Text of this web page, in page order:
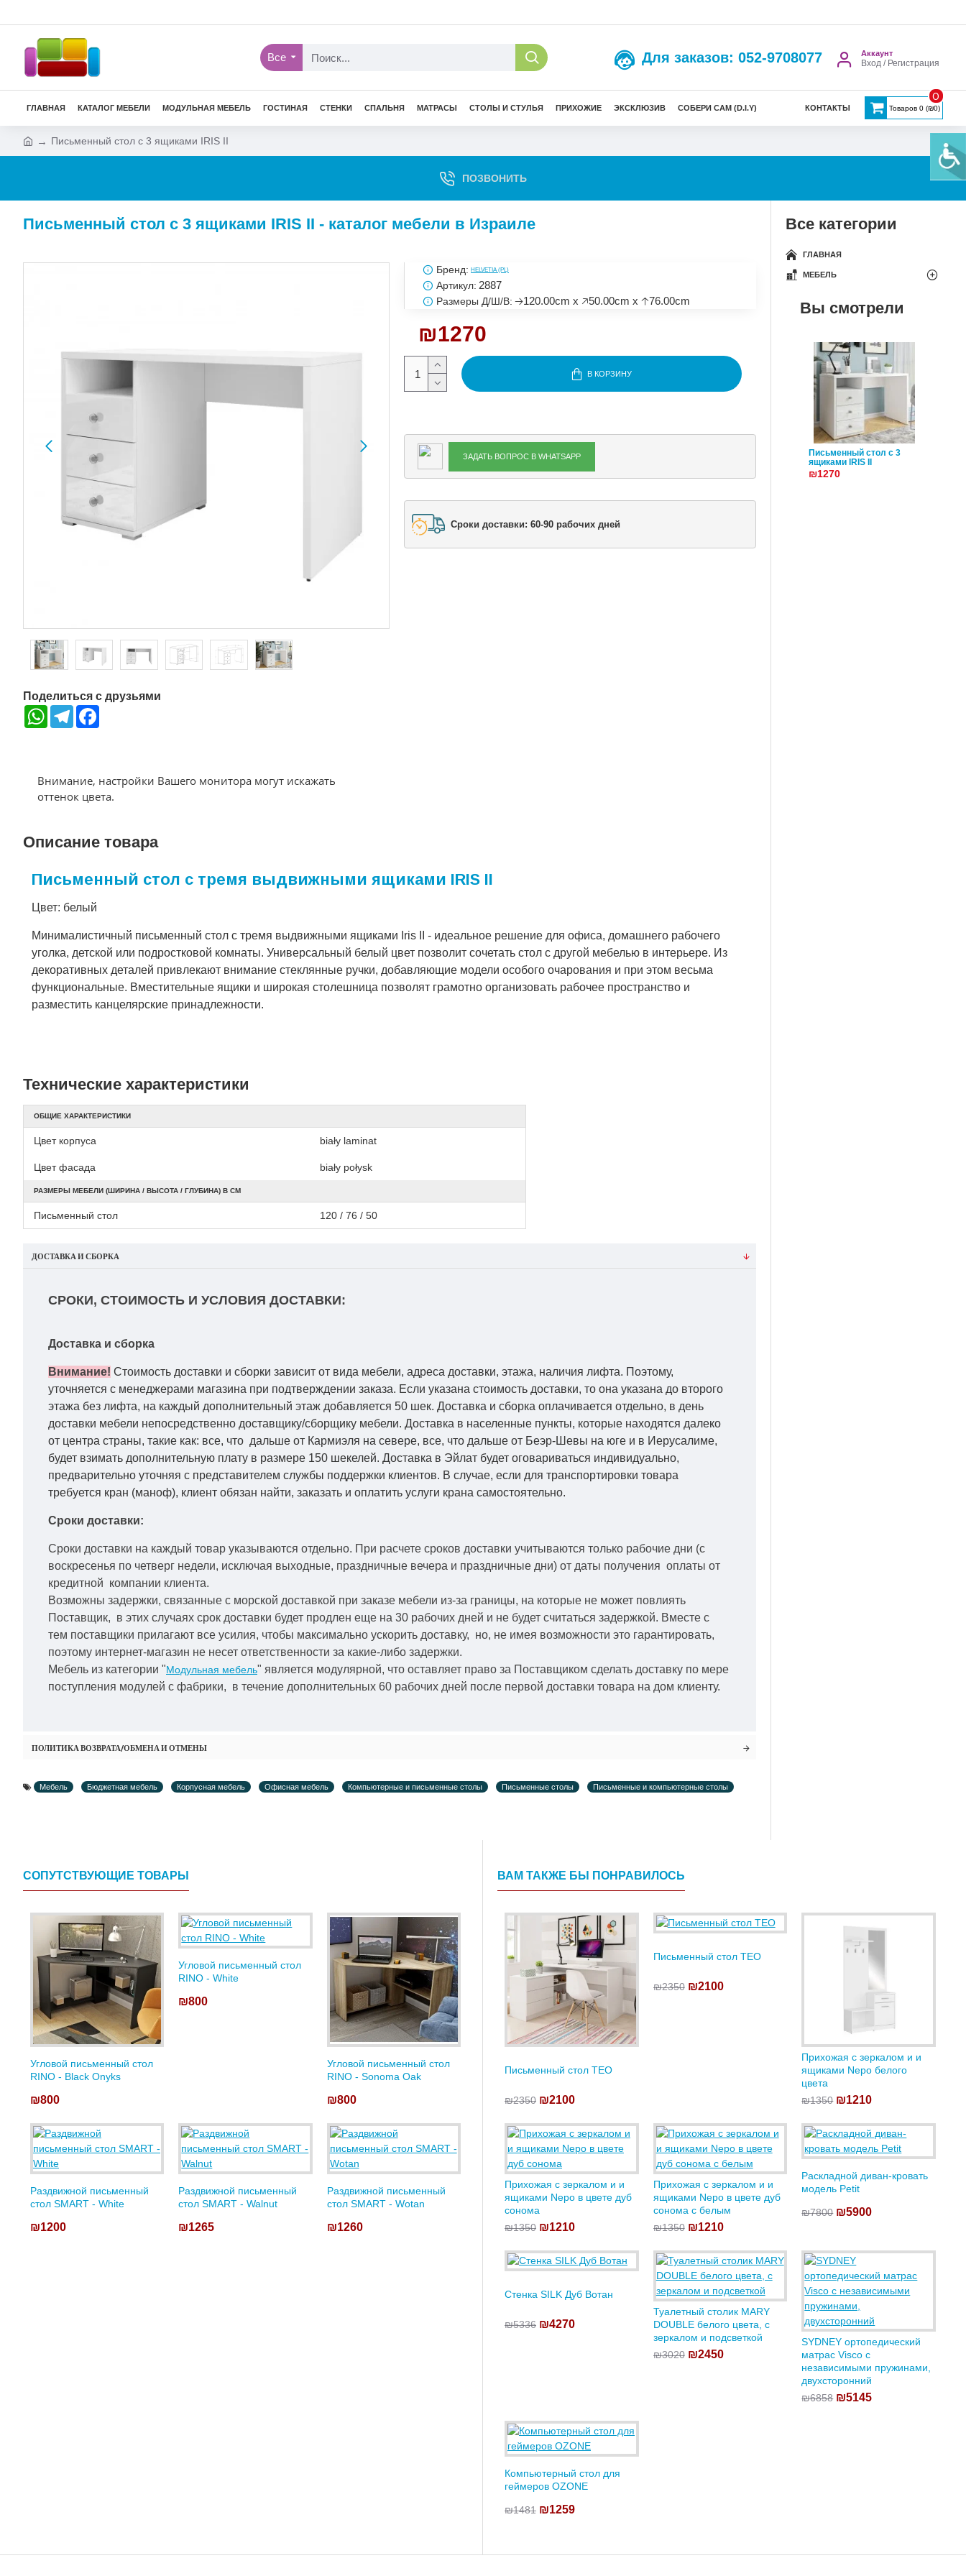
Все Для заказов: 052-9708077 Аккаунт
Вход / Регистрация
ГЛАВНАЯ КАТАЛОГ МЕБЕЛИ МОДУЛЬНАЯ МЕБЕЛЬ ГОСТИНАЯ СТЕНКИ СПАЛЬНЯ МАТРАСЫ СТОЛЫ И СТУЛЬЯ ПРИХОЖИЕ ЭКСКЛЮЗИВ СОБЕРИ САМ (D.I.Y) КОНТАКТЫ Товаров 0 (₪0)
0
Письменный стол с 3 ящиками IRIS II
ПОЗВОНИТЬ
Письменный стол с 3 ящиками IRIS II - каталог мебели в Израиле
Поделиться с друзьями
WhatsAppTelegram
Внимание, настройки Вашего монитора могут искажать
оттенок цвета.
₪1270
Бренд: HELVETIA (PL)
Артикул: 2887
Размеры Д/Ш/В: 🡢120.00cm x 🡥50.00cm x 🡡76.00cm
В КОРЗИНУ
ЗАДАТЬ ВОПРОС В WHATSAPP
Сроки доставки: 60-90 рабочих дней
Описание товара
Письменный стол с тремя выдвижными ящиками IRIS II
Цвет: белый
Минималистичный письменный стол с тремя выдвижными ящиками Iris II - идеальное решение для офиса, домашнего рабочего
уголка, детской или подростковой комнаты. Универсальный белый цвет позволит сочетать стол с другой мебелью в интерьере. Из
декоративных деталей привлекают внимание стеклянные ручки, добавляющие модели особого очарования и при этом весьма
функциональные. Вместительные ящики и широкая столешница позволят грамотно организовать рабочее пространство и
разместить канцелярские принадлежности.
Технические характеристики
ОБЩИЕ ХАРАКТЕРИСТИКИ
Цвет корпуса biały laminat
Цвет фасада biały połysk
РАЗМЕРЫ МЕБЕЛИ (ШИРИНА / ВЫСОТА / ГЛУБИНА) В СМ
Письменный стол 120 / 76 / 50
ДОСТАВКА И СБОРКА
СРОКИ, СТОИМОСТЬ И УСЛОВИЯ ДОСТАВКИ:
Доставка и сборка
Внимание! Стоимость доставки и сборки зависит от вида мебели, адреса доставки, этажа, наличия лифта. Поэтому,
уточняется с менеджерами магазина при подтверждении заказа. Если указана стоимость доставки, то она указана до второго
этажа без лифта, на каждый дополнительный этаж добавляется 50 шек. Доставка и сборка оплачивается отдельно, в день
доставки мебели непосредственно доставщику/сборщику мебели. Доставка в населенные пункты, которые находятся далеко
от центра страны, такие как: все, что дальше от Кармиэля на севере, все, что дальше от Беэр-Шевы на юге и в Иерусалиме,
будет взимать дополнительную плату в размере 150 шекелей. Доставка в Эйлат будет оговариваться индивидуально,
предварительно уточняя с представителем службы поддержки клиентов. В случае, если для транспортировки товара
требуется кран (маноф), клиент обязан найти, заказать и оплатить услуги крана самостоятельно.
Сроки доставки:
Сроки доставки на каждый товар указываются отдельно. При расчете сроков доставки учитываются только рабочие дни (с
воскресенья по четверг недели, исключая выходные, праздничные вечера и праздничные дни) от даты получения оплаты от
кредитной компании клиента.
Возможны задержки, связанные с морской доставкой при заказе мебели из-за границы, на которые не может повлиять
Поставщик, в этих случаях срок доставки будет продлен еще на 30 рабочих дней и не будет считаться задержкой. Вместе с
тем поставщики прилагают все усилия, чтобы максимально ускорить доставку, но, не имея возможности это гарантировать,
поэтому интернет-магазин не несет ответственности за какие-либо задержки.
Мебель из категории "Модульная мебель" является модулярной, что оставляет право за Поставщиком сделать доставку по мере
поступления модулей с фабрики, в течение дополнительных 60 рабочих дней после первой доставки товара на дом клиенту.
ПОЛИТИКА ВОЗВРАТА/ОБМЕНА И ОТМЕНЫ
Мебель Бюджетная мебель Корпусная мебель Офисная мебель Компьютерные и письменные столы Письменные столы Письменные и компьютерные столы
Все категории
ГЛАВНАЯ
МЕБЕЛЬ
Вы смотрели
Письменный стол с 3
ящиками IRIS II
₪1270
СОПУТСТВУЮЩИЕ ТОВАРЫ
Угловой письменный стол
RINO - Black Onyks
₪800
Угловой письменный стол
RINO - White
₪800
Угловой письменный стол
RINO - Sonoma Oak
₪800
Раздвижной письменный
стол SMART - White
₪1200
Раздвижной письменный
стол SMART - Walnut
₪1265
Раздвижной письменный
стол SMART - Wotan
₪1260
ВАМ ТАКЖЕ БЫ ПОНРАВИЛОСЬ
Письменный стол TEO
₪2350 ₪2100
Письменный стол TEO
₪2350 ₪2100
Прихожая с зеркалом и и
ящиками Nepo белого
цвета
₪1350 ₪1210
Прихожая с зеркалом и и
ящиками Nepo в цвете дуб
сонома
₪1350 ₪1210
Прихожая с зеркалом и и
ящиками Nepo в цвете дуб
сонома с белым
₪1350 ₪1210
Раскладной диван-кровать
модель Petit
₪7800 ₪5900
Стенка SILK Дуб Вотан
₪5336 ₪4270
Туалетный столик MARY
DOUBLE белого цвета, с
зеркалом и подсветкой
₪3020 ₪2450
SYDNEY ортопедический
матрас Visco с
независимыми пружинами,
двухсторонний
₪6858 ₪5145
Компьютерный стол для
геймеров OZONE
₪1481 ₪1259